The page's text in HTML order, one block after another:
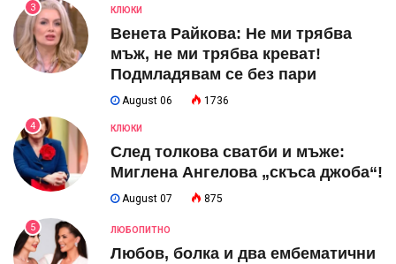
3 КЛЮКИ
Венета Райкова: Не ми трябва
мъж, не ми трябва креват!
Подмладявам се без пари
August 06 1736
4 КЛЮКИ
След толкова сватби и мъже:
Миглена Ангелова „скъса джоба“!
August 07 875
5 ЛЮБОПИТНО
Любов, болка и два ембематични